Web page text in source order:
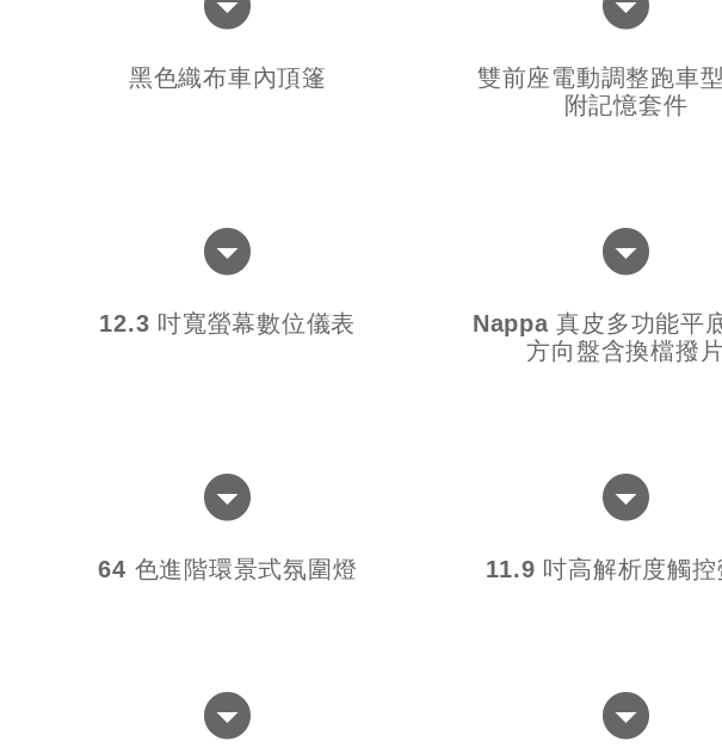
黑色織布車內頂篷
雙前座電動調整跑車
附記憶套件
12.3 吋寬螢幕數位儀表
Nappa 真皮多功能平
方向盤含換檔撥
64 色進階環景式氛圍燈 11.9 吋高解析度觸控